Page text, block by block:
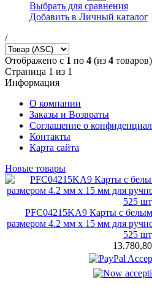
Выбрать для сравнения
Добавить в Личный каталог
/
Отображено с 1 по 4 (из 4 товаров)
Страница 1 из 1
Информация
О компании
Заказы и Возвраты
Соглашение о
Контакты
Карта сайта
Новые товары
PFC04215KA9 Карты с
размером 4.2 мм x 15 мм для
525